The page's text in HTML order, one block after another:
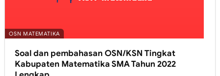
OSN MATEMATIKA
Soal dan pembahasan OSN/KSN Tingkat
Kabupaten Matematika SMA Tahun 2022